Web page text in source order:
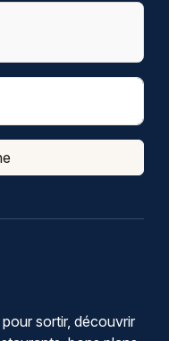
sortir, découvrir